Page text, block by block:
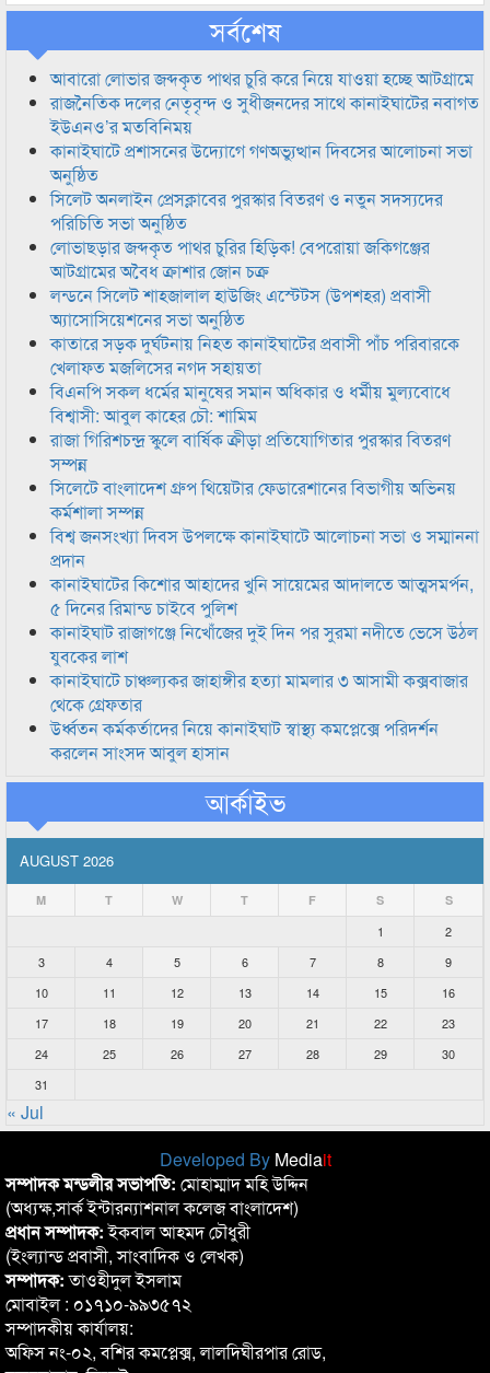
সর্বশেষ
আবারো লোভার জব্দকৃত পাথর চুরি করে নিয়ে যাওয়া হচ্ছে আটগ্রামে
রাজনৈতিক দলের নেতৃবৃন্দ ও সুধীজনদের সাথে কানাইঘাটের নবাগত
ইউএনও’র মতবিনিময়
কানাইঘাটে প্রশাসনের উদ্যোগে গণঅভ্যুত্থান দিবসের আলোচনা সভা
অনুষ্ঠিত
সিলেট অনলাইন প্রেসক্লাবের পুরস্কার বিতরণ ও নতুন সদস্যদের
পরিচিতি সভা অনুষ্ঠিত
লোভাছড়ার জব্দকৃত পাথর চুরির হিড়িক! বেপরোয়া জকিগঞ্জের
আটগ্রামের অবৈধ ক্রাশার জোন চক্র
লন্ডনে সিলেট শাহজালাল হাউজিং এস্টেটস (উপশহর) প্রবাসী
অ্যাসোসিয়েশনের সভা অনুষ্ঠিত
কাতারে সড়ক দুর্ঘটনায় নিহত কানাইঘাটের প্রবাসী পাঁচ পরিবারকে
খেলাফত মজলিসের নগদ সহায়তা
বিএনপি সকল ধর্মের মানুষের সমান অধিকার ও ধর্মীয় মুল্যবোধে
বিশ্বাসী: আবুল কাহের চৌ: শামিম
রাজা গিরিশচন্দ্র স্কুলে বার্ষিক ক্রীড়া প্রতিযোগিতার পুরস্কার বিতরণ
সম্পন্ন
সিলেটে বাংলাদেশ গ্রুপ থিয়েটার ফেডারেশানের বিভাগীয় অভিনয়
কর্মশালা সম্পন্ন
বিশ্ব জনসংখ্যা দিবস উপলক্ষে কানাইঘাটে আলোচনা সভা ও সম্মাননা
প্রদান
কানাইঘাটের কিশোর আহাদের খুনি সায়েমের আদালতে আত্মসমর্পন,
৫ দিনের রিমান্ড চাইবে পুলিশ
কানাইঘাট রাজাগঞ্জে নিখোঁজের দুই দিন পর সুরমা নদীতে ভেসে উঠল
যুবকের লাশ
কানাইঘাটে চাঞ্চল্যকর জাহাঙ্গীর হত্যা মামলার ৩ আসামী কক্সবাজার
থেকে গ্রেফতার
উর্ধ্বতন কর্মকর্তাদের নিয়ে কানাইঘাট স্বাস্থ্য কমপ্লেক্সে পরিদর্শন
করলেন সাংসদ আবুল হাসান
আর্কাইভ
AUGUST 2026
M T W T F S S
1
2
3
4 5 6 7 8
9
10
11 12 13 14 15
16
17
18 19 20 21 22
23
24
25 26 27 28 29
30
31
« Jul
Developed By Mediait
সম্পাদক মন্ডলীর সভাপতি: মোহাম্মাদ মহি উদ্দিন
(অধ্যক্ষ,সার্ক ইন্টারন্যাশনাল কলেজ বাংলাদেশ)
প্রধান সম্পাদক:ইকবাল আহমদ চৌধুরী
(ইংল্যান্ড প্রবাসী, সাংবাদিক ও লেখক)
সম্পাদক:তাওহীদুল ইসলাম
মোবাইল : ০১৭১০-৯৯৩৫৭২
সম্পাদকীয় কার্যালয়:
অফিস নং-০২, বশির কমপ্লেক্স, লালদিঘীরপার রোড,